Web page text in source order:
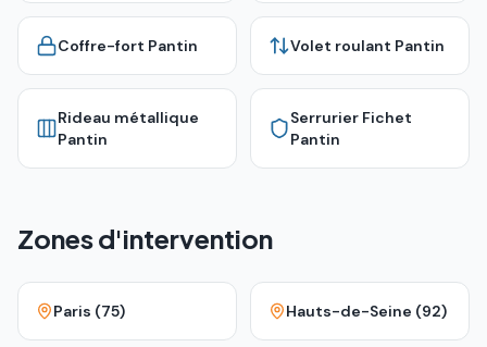
Coffre-fort Pantin Volet roulant Pantin
Rideau métallique
Pantin
Serrurier Fichet
Pantin
Zones d'intervention
Paris (75) Hauts-de-Seine (92)